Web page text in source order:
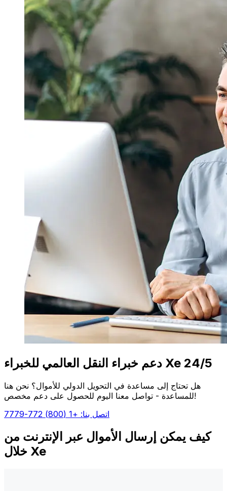
دعم خبراء النقل العالمي للخبراء Xe 24/5
هل تحتاج إلى مساعدة في التحويل الدولي للأموال؟ نحن هنا
للمساعدة - تواصل معنا اليوم للحصول على دعم مخصص!
اتصل بنا: +1 (800) 772-7779
كيف يمكن إرسال الأموال عبر الإنترنت من
خلال Xe